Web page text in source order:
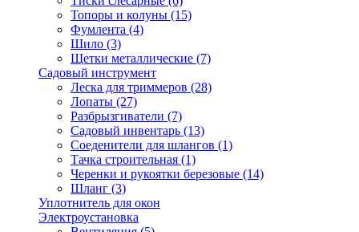
Топоры и колуны (15)
Фумлента (4)
Шило (3)
Щетки металлические (7)
Садовый инструмент
Леска для триммеров (28)
Лопаты (27)
Разбрызгиватели (7)
Садовый инвентарь (13)
Соеденители для шлангов (1)
Тачка строительная (1)
Черенки и рукоятки березовые (14)
Шланг (3)
Уплотнитель для окон
Электроустановка